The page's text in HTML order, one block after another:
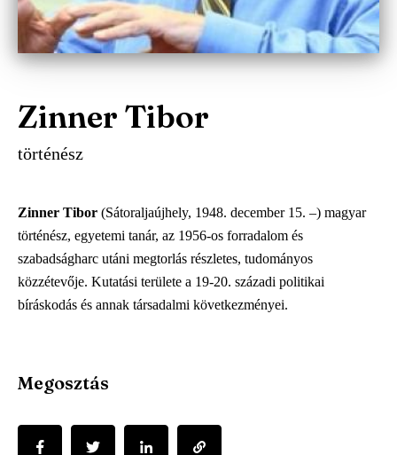
Megosztás
Zinner Tibor
történész
Zinner Tibor (Sátoraljaújhely, 1948. december 15. –) magyar
történész, egyetemi tanár, az 1956-os forradalom és
szabadságharc utáni megtorlás részletes, tudományos
közzétevője. Kutatási területe a 19-20. századi politikai
bíráskodás és annak társadalmi következményei.